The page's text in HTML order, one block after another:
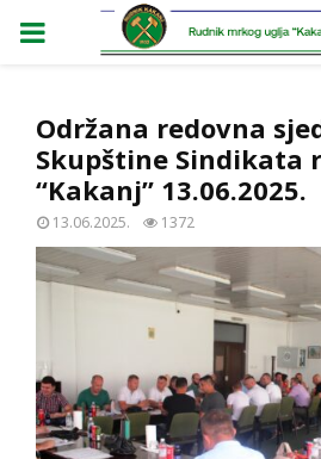
PRIMARY
Održana redovna
Skupštine Sindikata
“Kakanj” 13.06.2025.
13.06.2025. 1372